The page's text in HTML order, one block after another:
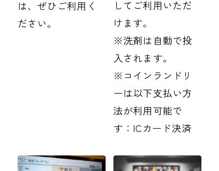
は、ぜひご利用く
ださい。
してご利用いただ
けます。
※洗剤は自動で投
入されます。
※コインランドリ
ーは以下支払い方
法が利用可能で
す：ICカード決済